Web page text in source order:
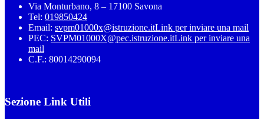
Via Monturbano, 8 – 17100 Savona
Tel: 019850424
Email: svpm01000x@istruzione.itLink per inviare una mail
PEC: SVPM01000X@pec.istruzione.itLink per inviare una
mail
C.F.: 80014290094
Sezione Link Utili